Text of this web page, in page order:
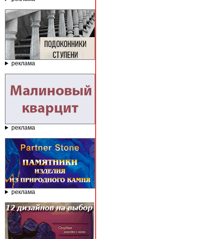
реклама
реклама
реклама